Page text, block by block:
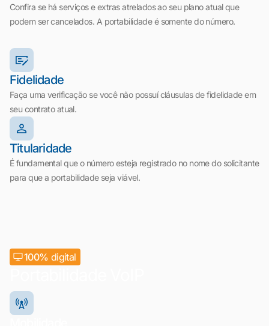
Confira se há serviços e extras atrelados ao seu plano atual que
podem ser cancelados. A portabilidade é somente do número.
Fidelidade
Faça uma verificação se você não possuí cláusulas de fidelidade em
seu contrato atual.
Titularidade
É fundamental que o número esteja registrado no nome do solicitante
para que a portabilidade seja viável.
100% digital